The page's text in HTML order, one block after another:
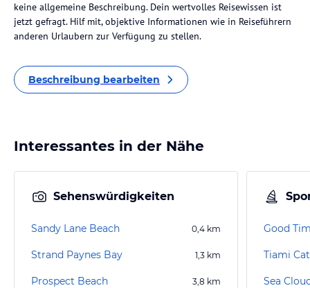
keine allgemeine Beschreibung. Dein wertvolles Reisewissen ist
jetzt gefragt. Hilf mit, objektive Informationen wie in Reiseführern
anderen Urlaubern zur Verfügung zu stellen.
Beschreibung bearbeiten
Interessantes in der Nähe
Sehenswürdigkeiten
Sandy Lane Beach 0,4 km
Strand Paynes Bay 1,3 km
Prospect Beach 3,8 km
Good
Tiami
Sea